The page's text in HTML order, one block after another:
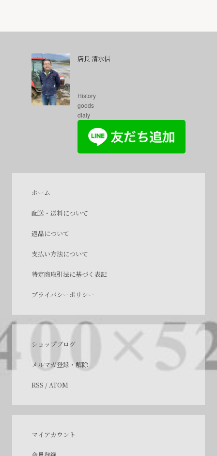
店長 清水信
History
goods
dialy
ホーム
配送・送料について
返品について
支払い方法について
特定商取引法に基づく表記
プライバシーポリシー
ショップブログ
メルマガ登録・解除
RSS /ATOM
マイアカウント